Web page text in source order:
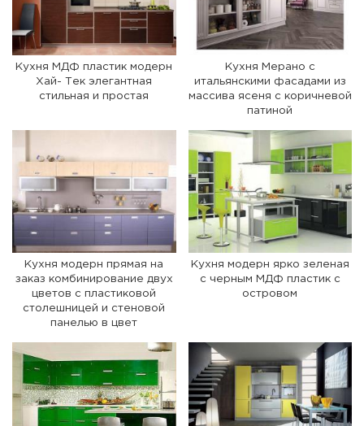
Кухня МДФ пластик модерн
Хай- Тек элегантная
стильная и простая
Кухня Мерано с
итальянскими фасадами из
массива ясеня с коричневой
патиной
Кухня модерн прямая на
заказ комбинирование двух
цветов с пластиковой
столешницей и стеновой
панелью в цвет
Кухня модерн ярко зеленая
с черным МДФ пластик с
островом